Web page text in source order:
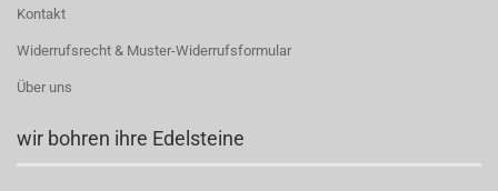
Kontakt
Widerrufsrecht & Muster-Widerrufsformular
Über uns
wir bohren ihre Edelsteine